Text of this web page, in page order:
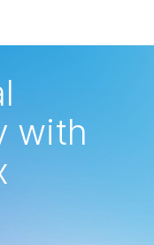
with
生殖健康
遗传病和罕见病